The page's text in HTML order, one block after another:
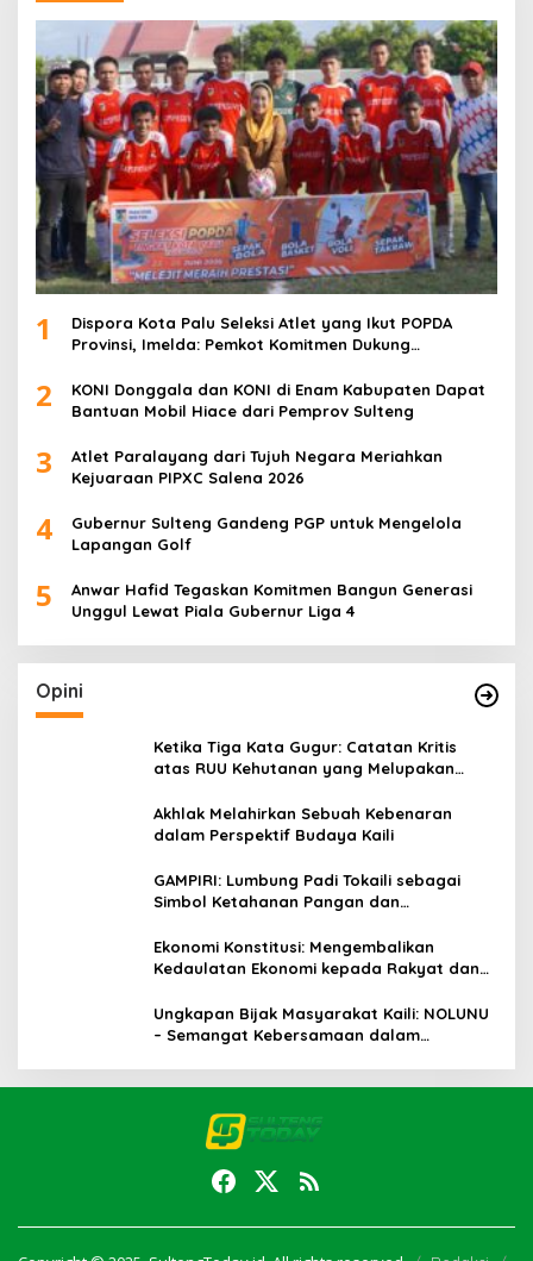
1
Dispora Kota Palu Seleksi Atlet yang Ikut POPDA
Provinsi, Imelda: Pemkot Komitmen Dukung
2
KONI Donggala dan KONI di Enam Kabupaten Dapat
Bantuan Mobil Hiace dari Pemprov Sulteng
3
Atlet Paralayang dari Tujuh Negara Meriahkan
Kejuaraan PIPXC Salena 2026
4
Gubernur Sulteng Gandeng PGP untuk Mengelola
Lapangan Golf
5
Anwar Hafid Tegaskan Komitmen Bangun Generasi
Unggul Lewat Piala Gubernur Liga 4
Opini
Ketika Tiga Kata Gugur: Catatan Kritis
atas RUU Kehutanan yang Melupakan
Akhlak Melahirkan Sebuah Kebenaran
dalam Perspektif Budaya Kaili
GAMPIRI: Lumbung Padi Tokaili sebagai
Simbol Ketahanan Pangan dan
Ekonomi Konstitusi: Mengembalikan
Kedaulatan Ekonomi kepada Rakyat dan
Ungkapan Bijak Masyarakat Kaili: NOLUNU
– Semangat Kebersamaan dalam